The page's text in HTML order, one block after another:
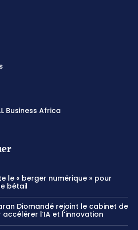
Business Africa
le « berger numérique » pour
bétail
Diomandé rejoint le cabinet de
l’IA et l’innovation